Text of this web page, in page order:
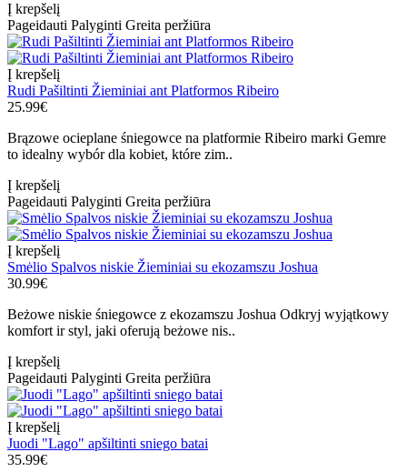
Į krepšelį
Pageidauti Palyginti Greita peržiūra
Į krepšelį
Rudi Pašiltinti Žieminiai ant Platformos Ribeiro
25.99€
Brązowe ocieplane śniegowce na platformie Ribeiro marki Gemre
to idealny wybór dla kobiet, które zim..
Į krepšelį
Pageidauti Palyginti Greita peržiūra
Į krepšelį
Smėlio Spalvos niskie Žieminiai su ekozamszu Joshua
30.99€
Beżowe niskie śniegowce z ekozamszu Joshua Odkryj wyjątkowy
komfort ir styl, jaki oferują beżowe nis..
Į krepšelį
Pageidauti Palyginti Greita peržiūra
Į krepšelį
Juodi "Lago" apšiltinti sniego batai
35.99€